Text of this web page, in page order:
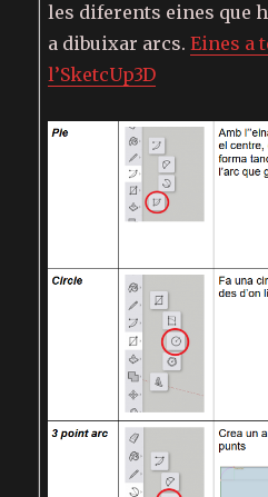
les diferents eines que
a dibuixar arcs.Eines a
l’SketcUp3D